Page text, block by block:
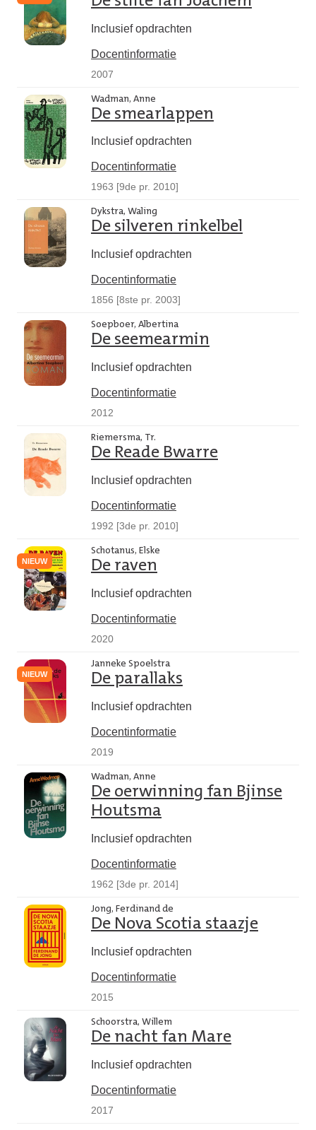
Inclusief opdrachten
Docentinformatie
2007
Wadman, Anne
De smearlappen
Inclusief opdrachten
Docentinformatie
1963 [9de pr. 2010]
Dykstra, Waling
De silveren rinkelbel
Inclusief opdrachten
Docentinformatie
1856 [8ste pr. 2003]
Soepboer, Albertina
De seemearmin
Inclusief opdrachten
Docentinformatie
2012
Riemersma, Tr.
De Reade Bwarre
Inclusief opdrachten
Docentinformatie
1992 [3de pr. 2010]
NIEUW
Schotanus, Elske
De raven
Inclusief opdrachten
Docentinformatie
2020
NIEUW
Janneke Spoelstra
De parallaks
Inclusief opdrachten
Docentinformatie
2019
Wadman, Anne
De oerwinning fan Bjinse
Houtsma
Inclusief opdrachten
Docentinformatie
1962 [3de pr. 2014]
Jong, Ferdinand de
De Nova Scotia staazje
Inclusief opdrachten
Docentinformatie
2015
Schoorstra, Willem
De nacht fan Mare
Inclusief opdrachten
Docentinformatie
2017